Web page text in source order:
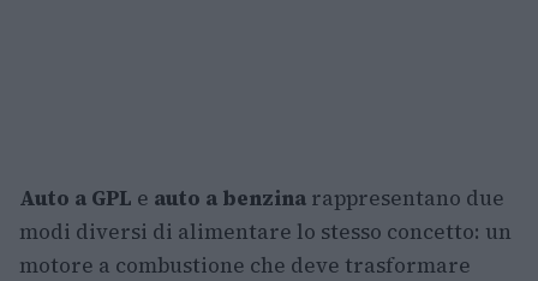
Auto a GPL e auto a benzina rappresentano due
modi diversi di alimentare lo stesso concetto: un
motore a combustione che deve trasformare